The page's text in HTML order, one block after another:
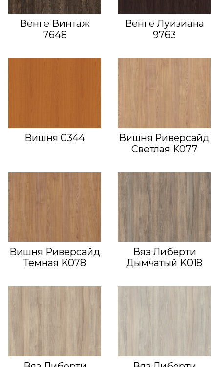
Венге Винтаж
7648
Венге Луизиана
9763
Вишня 0344
Вишня Риверсайд
Светлая K077
Вишня Риверсайд
Темная K078
Вяз Либерти
Дымчатый K018